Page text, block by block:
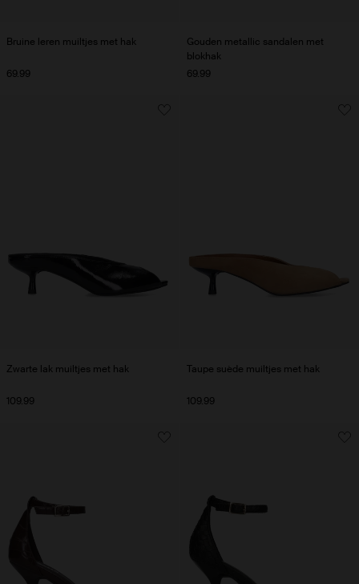
Bruine leren muiltjes met hak
69.99
Gouden metallic sandalen met
blokhak
69.99
Zwarte lak muiltjes met hak
109.99
Taupe suède muiltjes met hak
109.99